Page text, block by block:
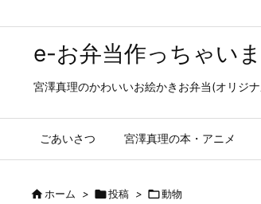
e-お弁当作っちゃい
宮澤真理のかわいいお絵かきお弁当(オリジ
ごあいさつ 宮澤真理の本・アニメ
ホーム > 投稿 > 動物